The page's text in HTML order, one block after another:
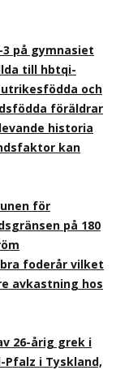
3 på gymnasiet
till hbtqi-
utrikesfödda och
föräldrar
historia
kan
för
på 180
foderår vilket
avkastning hos
26-årig grek i
i Tyskland,